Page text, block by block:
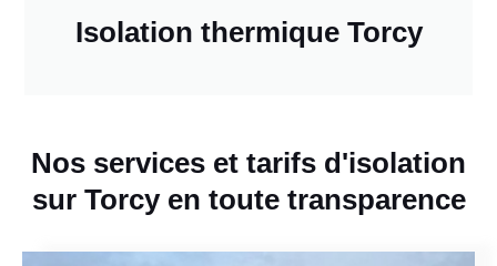
Isolation thermique Torcy
Nos services et tarifs d'isolation
sur Torcy en toute transparence